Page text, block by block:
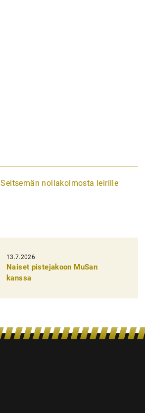
Seitsemän nollakolmosta leirille
13.7.2026
Naiset pistejakoon MuSan
kanssa